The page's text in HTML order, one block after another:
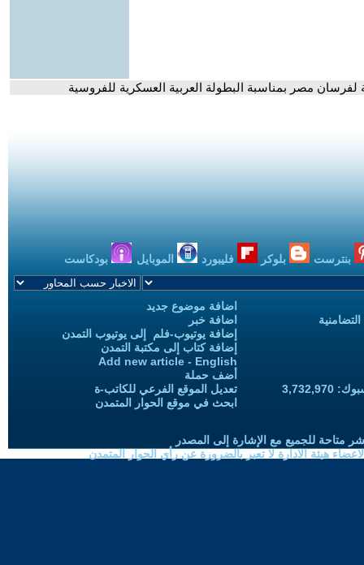
لفرسان مصر بمناسبة البطولة العربية العسكرية للفروسية
بنترست بلوكر فليبورد الموبايل بودكاست
اضافة موضوع جديد
اضافة خبر
إضافة يوتيوب-فلم إلى يوتيوب التمدن
إضافة كتاب إلى مكتبة التمدن
Add new article - English
أضف حملة
تعديل الموقع الفرعي للكاتب-ة
ابحث في موقع الحوار المتمدن
متاحة للجميع مع الإشارة إلى المصدر
هيئة الادارة لا تعبر بالضرورة عن رأي الحوار المتمدن